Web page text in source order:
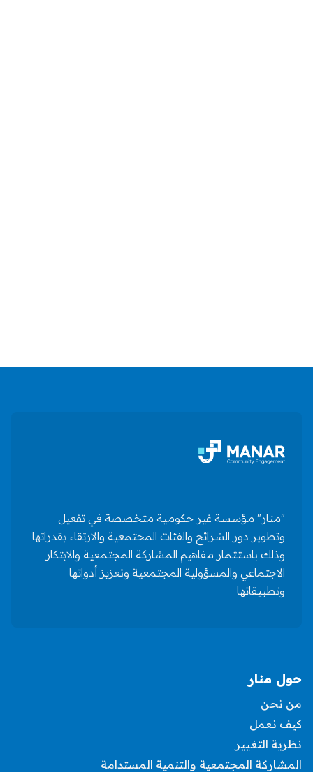
"منار" مؤسسة غير حكومية متخصصة في تفعيل
وتطوير دور الشرائح والفئات المجتمعية والارتقاء بقدراتها
وذلك باستثمار مفاهيم المشاركة المجتمعية والابتكار
الاجتماعي والمسؤولية المجتمعية وتعزيز أدواتها
وتطبيقاتها
حول منار
من نحن
كيف نعمل
نظرية التغيير
المشاركة المجتمعية والتنمية المستدامة